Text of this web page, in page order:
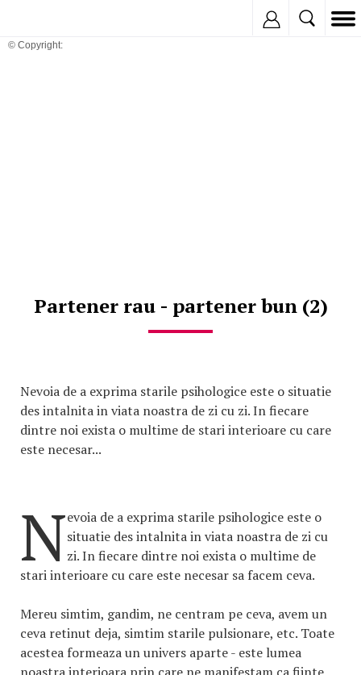
© Copyright:
Partener rau - partener bun (2)
Nevoia de a exprima starile psihologice este o situatie
des intalnita in viata noastra de zi cu zi. In fiecare
dintre noi exista o multime de stari interioare cu care
este necesar...
Nevoia de a exprima starile psihologice este o
situatie des intalnita in viata noastra de zi cu
zi. In fiecare dintre noi exista o multime de
stari interioare cu care este necesar sa facem ceva.
Mereu simtim, gandim, ne centram pe ceva, avem un
ceva retinut deja, simtim starile pulsionare, etc. Toate
acestea formeaza un univers aparte - este lumea